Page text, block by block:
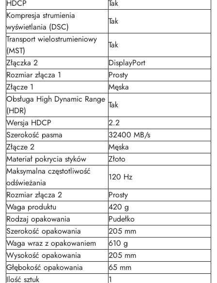
HDCP
Tak
Kompresja strumienia
wyświetlania (DSC)
Tak
Transport wielostrumieniowy
(MST)
Tak
Złączka 2
DisplayPort
Rozmiar złącza 1
Prosty
Złącze 1
Męska
Obsługa High Dynamic Range
(HDR)
Tak
Wersja HDCP
2.2
Szerokość pasma
32400 MB/s
Złącze 2
Męska
Materiał pokrycia styków
Złoto
Maksymalna częstotliwość
odświeżania
120 Hz
Rozmiar złącza 2
Prosty
Waga produktu
420 g
Rodzaj opakowania
Pudełko
Szerokość opakowania
205 mm
Waga wraz z opakowaniem
610 g
Wysokość opakowania
205 mm
Głębokość opakowania
65 mm
Ilość sztuk
1